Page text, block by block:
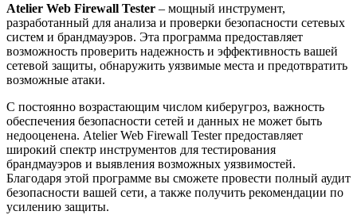
Atelier Web Firewall Tester – мощный инструмент,
разработанный для анализа и проверки безопасности сетевых
систем и брандмауэров. Эта программа предоставляет
возможность проверить надежность и эффективность вашей
сетевой защиты, обнаружить уязвимые места и предотвратить
возможные атаки.
С постоянно возрастающим числом киберугроз, важность
обеспечения безопасности сетей и данных не может быть
недооценена. Atelier Web Firewall Tester предоставляет
широкий спектр инструментов для тестирования
брандмауэров и выявления возможных уязвимостей.
Благодаря этой программе вы сможете провести полный аудит
безопасности вашей сети, а также получить рекомендации по
усилению защиты.